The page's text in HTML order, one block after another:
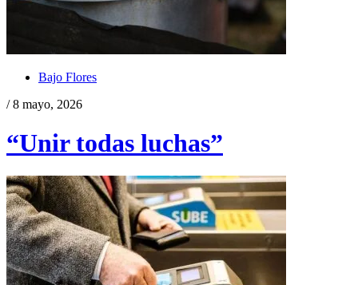
Bajo Flores
/ 8 mayo, 2026
“Unir todas luchas”